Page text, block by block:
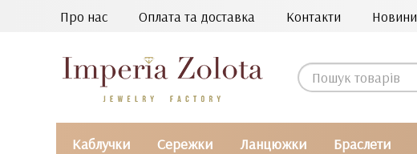
Про нас Оплата та доставка Контакти Новини
Каблучки Сережки Ланцюжки Браслети